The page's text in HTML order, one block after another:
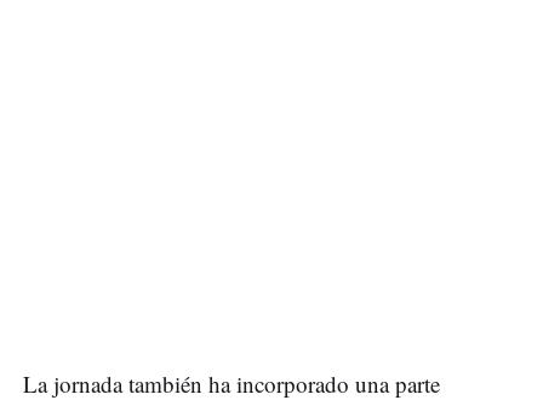
La jornada también ha incorporado una parte